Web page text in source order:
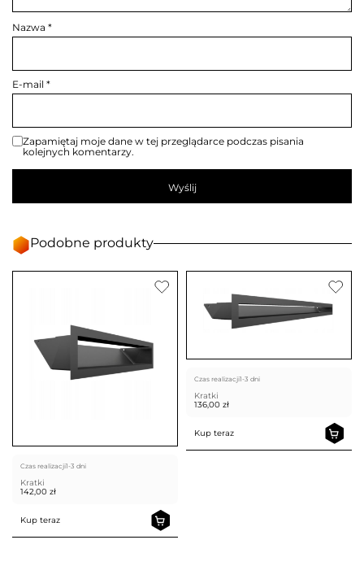
Nazwa *
E-mail *
Zapamiętaj moje dane w tej przeglądarce podczas pisania
kolejnych komentarzy.
Podobne produkty
Czas realizacji1-3 dni
Kratki
142,00 zł
Kup teraz
Czas realizacji1-3 dni
Kratki
136,00 zł
Kup teraz